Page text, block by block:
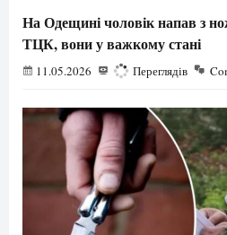
На Одещині чоловік напав з
ТЦК, вони у важкому стані
11.05.2026 203 Переглядів